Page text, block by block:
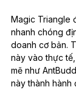
Magic Triangle
nhanh chóng
doanh cơ bản.
này vào thực
mẽ như
này thành hành